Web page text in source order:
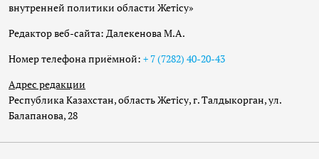
внутренней политики области Жетісу»
Редактор веб-сайта: Далекенова М.А.
Номер телефона приёмной: + 7 (7282) 40-20-43
Адрес редакции
Республика Казахстан, область Жетісу, г. Талдыкорган, ул.
Балапанова, 28